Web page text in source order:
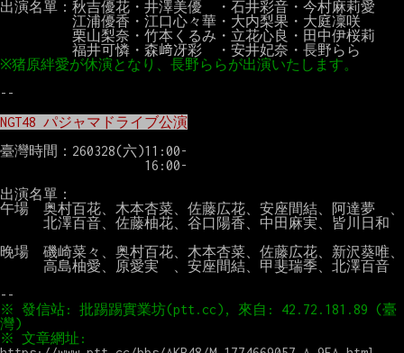
出演名單：秋吉優花・井澤美優　・石井彩音・今村麻莉愛
江浦優香・江口心々華・大内梨果・大庭凜咲
栗山梨奈・竹本くるみ・立花心良・田中伊桜莉
--
NGT48 パジャマドライブ公演
臺灣時間：260328(六)11:00-
16:00-
出演名單：
午場　奥村百花、木本杏菜、佐藤広花、安座間結、阿達夢　、
北澤百音、佐藤柚花、谷口陽香、中田麻実、皆川日和
晚場　磯崎菜々、奥村百花、木本杏菜、佐藤広花、新沢葵唯、
高島柚愛、原愛実　、安座間結、甲斐瑞季、北澤百音
※ 發信站: 批踢踢實業坊(ptt.cc), 來自: 42.72.181.89 (臺